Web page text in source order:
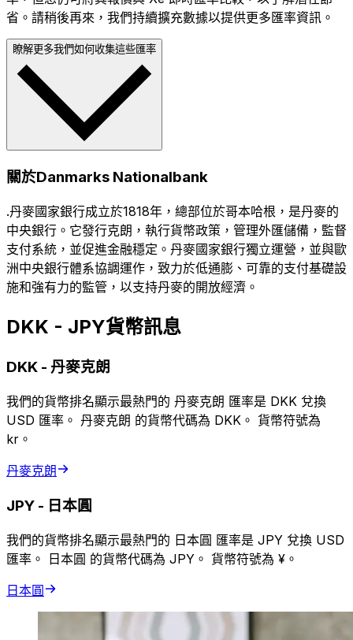
省。請稍後再來，我們持續擴充數據以提供更多匯率資訊。
瞭解更多我們如何收集這些匯率
關於Danmarks Nationalbank
.丹麥國家銀行成立於1818年，總部位於哥本哈根，是丹麥的
中央銀行。它發行克朗，執行貨幣政策，管理外匯儲備，監督
支付系統，並促進金融穩定。丹麥國家銀行獨立運營，並與歐
洲中央銀行體系協調運作，致力於低通膨、可靠的支付基礎設
施和強有力的監管，以支持丹麥的開放經濟。
DKK - JPY貨幣訊息
DKK - 丹麥克朗
我們的貨幣排名顯示最熱門的 丹麥克朗 匯率是 DKK 兌換
USD 匯率。 丹麥克朗 的貨幣代碼為 DKK。 貨幣符號為
kr。
丹麥克朗
JPY - 日本圓
我們的貨幣排名顯示最熱門的 日本圓 匯率是 JPY 兌換 USD
匯率。 日本圓 的貨幣代碼為 JPY。 貨幣符號為 ¥。
日本圓